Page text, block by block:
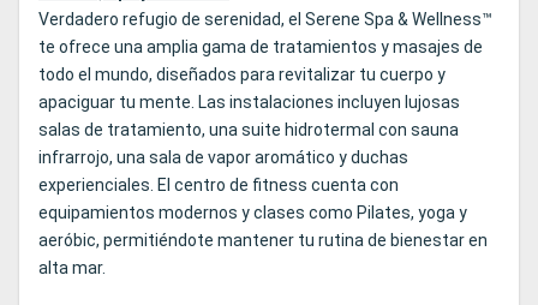
Verdadero refugio de serenidad, el Serene Spa & Wellness™
te ofrece una amplia gama de tratamientos y masajes de
todo el mundo, diseñados para revitalizar tu cuerpo y
apaciguar tu mente. Las instalaciones incluyen lujosas
salas de tratamiento, una suite hidrotermal con sauna
infrarrojo, una sala de vapor aromático y duchas
experienciales. El centro de fitness cuenta con
equipamientos modernos y clases como Pilates, yoga y
aeróbic, permitiéndote mantener tu rutina de bienestar en
alta mar.